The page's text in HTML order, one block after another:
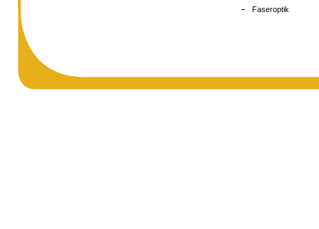
Faseroptik